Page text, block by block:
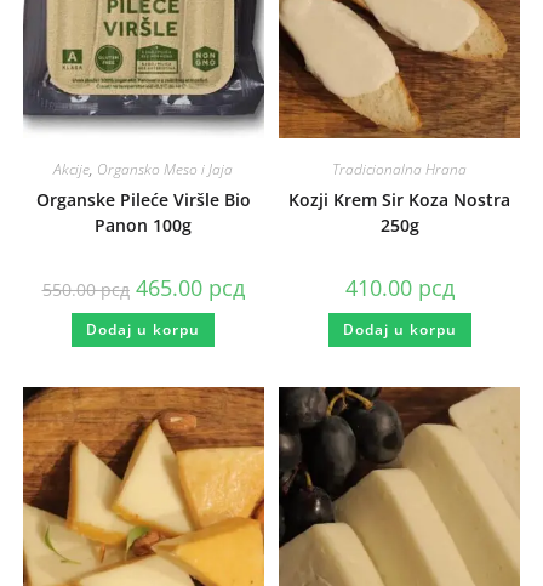
Akcije, Organsko Meso i Jaja
Organske Pileće Viršle Bio
Panon 100g
550.00рсд 465.00 рсд
Dodaj u korpu
Tradicionalna Hrana
Kozji Krem Sir Koza Nostra
250g
410.00 рсд
Dodaj u korpu